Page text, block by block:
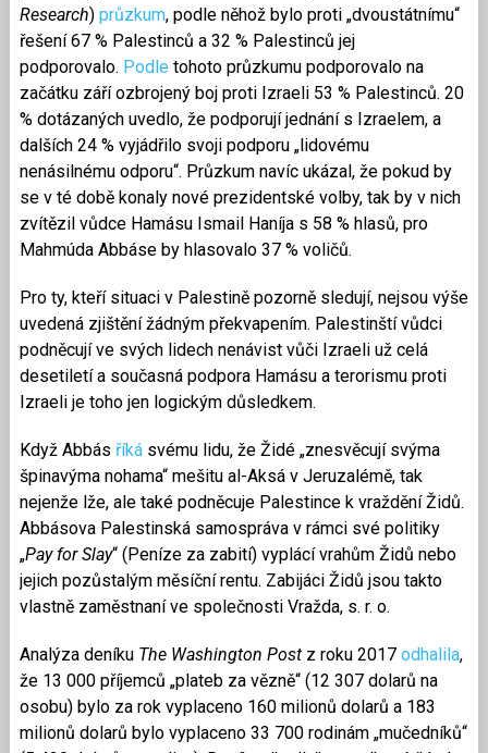
Research) průzkum, podle něhož bylo proti „dvoustátnímu“
řešení 67 % Palestinců a 32 % Palestinců jej
podporovalo. Podle tohoto průzkumu podporovalo na
začátku září ozbrojený boj proti Izraeli 53 % Palestinců. 20
% dotázaných uvedlo, že podporují jednání s Izraelem, a
dalších 24 % vyjádřilo svoji podporu „lidovému
nenásilnému odporu“. Průzkum navíc ukázal, že pokud by
se v té době konaly nové prezidentské volby, tak by v nich
zvítězil vůdce Hamásu Ismail Haníja s 58 % hlasů, pro
Mahmúda Abbáse by hlasovalo 37 % voličů.
Pro ty, kteří situaci v Palestině pozorně sledují, nejsou výše
uvedená zjištění žádným překvapením. Palestinští vůdci
podněcují ve svých lidech nenávist vůči Izraeli už celá
desetiletí a současná podpora Hamásu a terorismu proti
Izraeli je toho jen logickým důsledkem.
Když Abbás říkásvému lidu, že Židé „znesvěcují svýma
špinavýma nohama“ mešitu al-Aksá v Jeruzalémě, tak
nejenže lže, ale také podněcuje Palestince k vraždění Židů.
Abbásova Palestinská samospráva v rámci své politiky
„Pay for Slay“ (Peníze za zabití) vyplácí vrahům Židů nebo
jejich pozůstalým měsíční rentu. Zabijáci Židů jsou takto
vlastně zaměstnaní ve společnosti Vražda, s. r. o.
Analýza deníku The Washington Postz roku 2017 odhalila,
že 13 000 příjemců „plateb za vězně“ (12 307 dolarů na
osobu) bylo za rok vyplaceno 160 milionů dolarů a 183
milionů dolarů bylo vyplaceno 33 700 rodinám „mučedníků“